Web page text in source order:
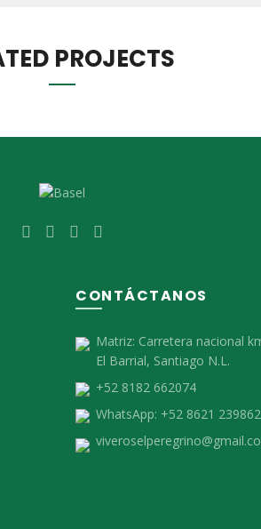
PROJECTS
CONTÁCTANOS
Matriz: Carretera nacional
El Barrial, Santiago N.L.
+52 8182 662074
WhatsApp: +52 8621 239862